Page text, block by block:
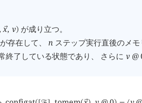
, 󰕷
x, ν) が成り立つ。
が存在して、 n ステップ実行直後のメ
終了している状態であり、 さらに ν @